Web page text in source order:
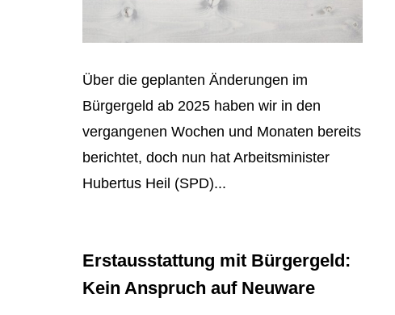
Über die geplanten Änderungen im
Bürgergeld ab 2025 haben wir in den
vergangenen Wochen und Monaten bereits
berichtet, doch nun hat Arbeitsminister
Hubertus Heil (SPD)...
Erstausstattung mit Bürgergeld:
Kein Anspruch auf Neuware